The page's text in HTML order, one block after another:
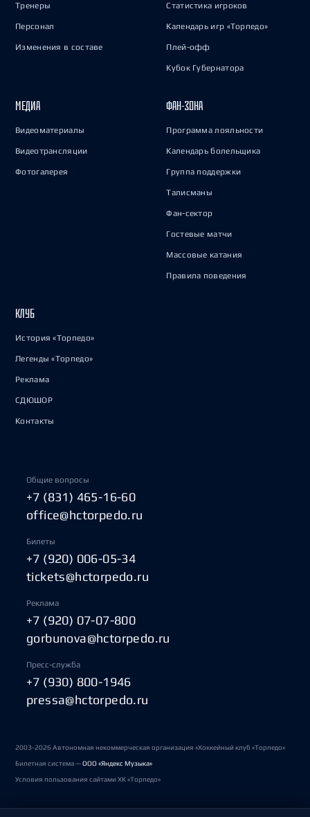
Тренеры
Персонал
Изменения в составе
Статистика игроков
Календарь игр «Торпедо»
Плей-офф
Кубок Губернатора
МЕДИА
Видеоматериалы
Видеотрансляции
Фотогалерея
ФАН-ЗОНА
Программа лояльности
Календарь болельщика
Группа поддержки
Талисманы
Фан-сектор
Гостевые матчи
Массовые катания
Правила поведения
КЛУБ
История «Торпедо»
Легенды «Торпедо»
Реклама
СДЮШОР
Контакты
Общие вопросы
+7 (831) 465-16-60
office@hctorpedo.ru
Билеты
+7 (920) 006-05-34
tickets@hctorpedo.ru
Реклама
+7 (920) 07-07-800
gorbunova@hctorpedo.ru
Пресс-служба
+7 (930) 800-1946
pressa@hctorpedo.ru
2003-2026 Автономная некоммерческая организация «Хоккейный клуб «Торпедо»
Билетная система —ООО «Яндекс Музыка»
Условия пользования сайтами ХК «Торпедо»